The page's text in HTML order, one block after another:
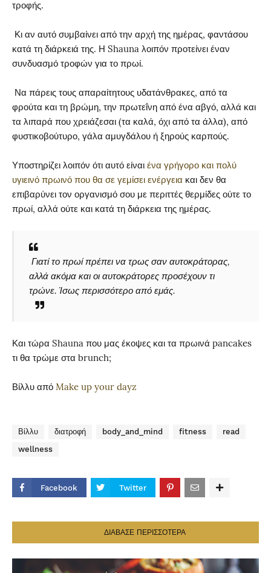
τροφής.
Κι αν αυτό συμβαίνει από την αρχή της ημέρας, φαντάσου
κατά τη διάρκειά της. Η Shauna λοιπόν προτείνει έναν
συνδυασμό τροφών για το πρωί.
Να πάρεις τους απαραίτητους υδατάνθρακες, από τα
φρούτα και τη βρώμη, την πρωτεΐνη από ένα αβγό, αλλά και
τα λιπαρά που χρειάζεσαι (τα καλά, όχι από τα άλλα), από
φυστικοβούτυρο, γάλα αμυγδάλου ή ξηρούς καρπούς.
Υποστηρίζει λοιπόν ότι αυτό είναι ένα γρήγορο και πολύ
υγιεινό πρωινό που θα σε γεμίσει ενέργεια και δεν θα
επιβαρύνει τον οργανισμό σου με περιττές θερμίδες ούτε το
πρωί, αλλά ούτε και κατά τη διάρκεια της ημέρας.
Γιατί το πρωί πρέπει να τρως σαν αυτοκράτορας,
αλλά ακόμα και οι αυτοκράτορες προσέχουν τι
τρώνε. Ίσως περισσότερο από εμάς.
Και τώρα Shauna που μας έκοψες και τα πρωινά pancakes
τι θα τρώμε στα brunch;
Βίλλυ από Make up your dayz
Βίλλυ διατροφή body_and_mind fitness
read
wellness
Facebook Twitter
ΔΙΑΒΑΣΕ ΠΕΡΙΣΣΟΤΕΡΑ